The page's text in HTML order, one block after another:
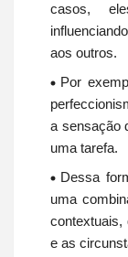
casos,
aos outros.
Por
a sensação
uma tarefa.
Dessa
uma
e as